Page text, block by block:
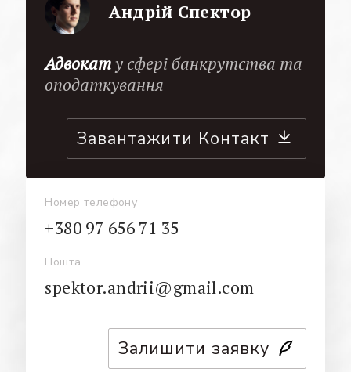
Андрій Спектор
Адвокату сфері банкрутства та
оподаткування
Завантажити Контакт
Номер телефону
+380 97 656 71 35
Пошта
spektor.andrii@gmail.com
Залишити заявку